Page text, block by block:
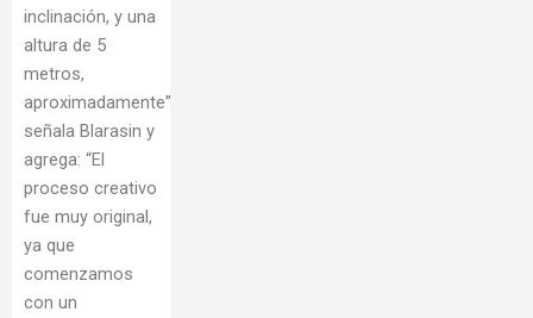
inclinación, y una
altura de 5
metros,
aproximadamente”
señala Blarasin y
agrega: “El
proceso creativo
fue muy original,
ya que
comenzamos
con un